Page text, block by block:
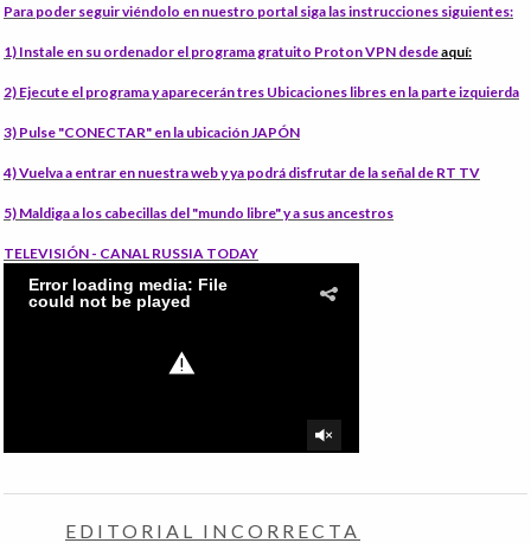
Para poder seguir viéndolo en nuestro portal siga las instrucciones siguientes:
1) Instale en su ordenador el programa gratuito Proton VPN desdeaquí:
2) Ejecute el programay aparecerán tres Ubicaciones libres en la parte izquierda
3) Pulse "CONECTAR" en la ubicación JAPÓN
4) Vuelva a entrar en nuestra weby ya podrá disfrutar de la señal de RT TV
5) Maldigaa los cabecillas del "mundo libre" y a sus ancestros
TELEVISIÓN - CANAL RUSSIA TODAY
EDITORIAL INCORRECTA